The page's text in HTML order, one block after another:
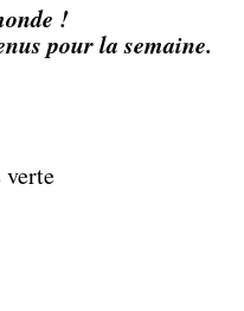
!
pour la semaine.
verte